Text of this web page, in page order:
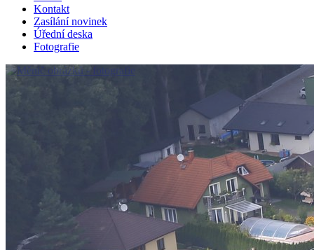
Kontakt
Zasílání novinek
Úřední deska
Fotografie